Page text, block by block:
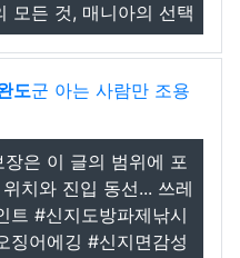
모든 것, 매니아의 선택
도군 아는 사람만 조용
은 이 글의 범위에 포
치와 진입 동선... 쓰레
트 #신지도방파제낚시
징어에깅 #신지면감성